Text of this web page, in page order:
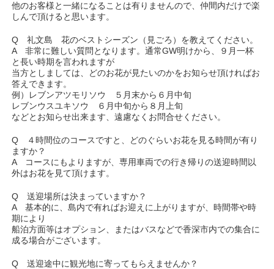
他のお客様と一緒になることは有りませんので、仲間内だけで楽
しんで頂けると思います。
Q 礼文島 花のベストシーズン（見ごろ）を教えてください。
A 非常に難しい質問となります。通常GW明けから、９月一杯
と長い時期を言われますが
当方としましては、どのお花が見たいのかをお知らせ頂ければお
答えできます。
例）レブンアツモリソウ ５月末から６月中旬
レブンウスユキソウ ６月中旬から８月上旬
などとお知らせ出来ます、遠慮なくお問合せください。
Q ４時間位のコースですと、どのぐらいお花を見る時間が有り
ますか？
A コースにもよりますが、専用車両での行き帰りの送迎時間以
外はお花を見て頂けます。
Q 送迎場所は決まっていますか？
A 基本的に、島内で有ればお迎えに上がりますが、時間帯や時
期により
船泊方面等はオプション、またはバスなどで香深市内での集合に
成る場合がございます。
Q 送迎途中に観光地に寄ってもらえませんか？